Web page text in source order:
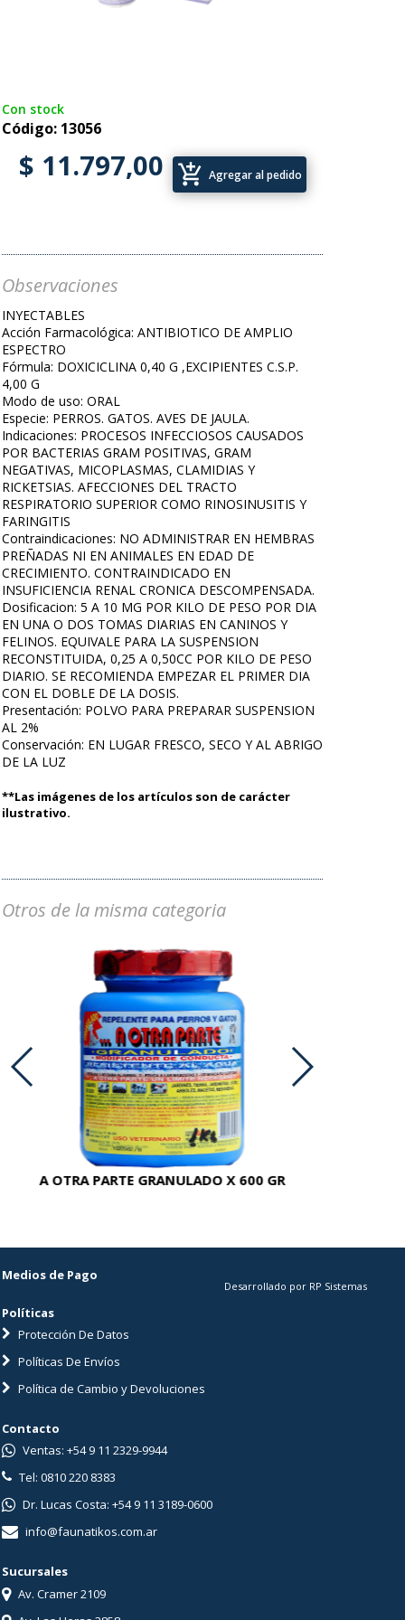
Con stock
Código: 13056
$ 11.797,00 add_shopping_cart Agregar al pedido
Observaciones
INYECTABLES
Acción Farmacológica: ANTIBIOTICO DE AMPLIO
ESPECTRO
Fórmula: DOXICICLINA 0,40 G ,EXCIPIENTES C.S.P.
4,00 G
Modo de uso: ORAL
Especie: PERROS. GATOS. AVES DE JAULA.
Indicaciones: PROCESOS INFECCIOSOS CAUSADOS
POR BACTERIAS GRAM POSITIVAS, GRAM
NEGATIVAS, MICOPLASMAS, CLAMIDIAS Y
RICKETSIAS. AFECCIONES DEL TRACTO
RESPIRATORIO SUPERIOR COMO RINOSINUSITIS Y
FARINGITIS
Contraindicaciones: NO ADMINISTRAR EN HEMBRAS
PREÑADAS NI EN ANIMALES EN EDAD DE
CRECIMIENTO. CONTRAINDICADO EN
INSUFICIENCIA RENAL CRONICA DESCOMPENSADA.
Dosificacion: 5 A 10 MG POR KILO DE PESO POR DIA
EN UNA O DOS TOMAS DIARIAS EN CANINOS Y
FELINOS. EQUIVALE PARA LA SUSPENSION
RECONSTITUIDA, 0,25 A 0,50CC POR KILO DE PESO
DIARIO. SE RECOMIENDA EMPEZAR EL PRIMER DIA
CON EL DOBLE DE LA DOSIS.
Presentación: POLVO PARA PREPARAR SUSPENSION
AL 2%
Conservación: EN LUGAR FRESCO, SECO Y AL ABRIGO
DE LA LUZ
**Las imágenes de los artículos son de carácter
ilustrativo.
Otros de la misma categoria
A OTRA PARTE GRANULADO X 600 GR
Medios de Pago
Políticas
Protección De Datos
Políticas De Envíos
Política de Cambio y Devoluciones
Desarrollado por RP Sistemas
Contacto
Ventas: +54 9 11 2329-9944
Tel: 0810 220 8383
Dr. Lucas Costa: +54 9 11 3189-0600
info@faunatikos.com.ar
Sucursales
Av. Cramer 2109